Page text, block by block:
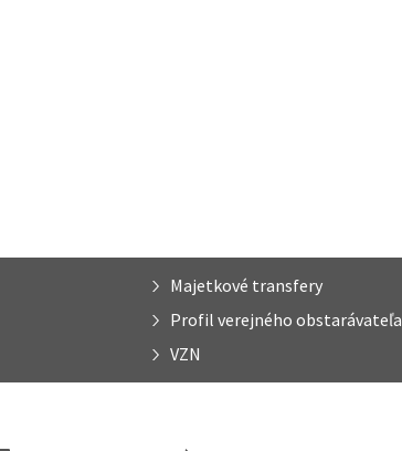
Majetkové transfery
Profil verejného obstarávateľa
VZN